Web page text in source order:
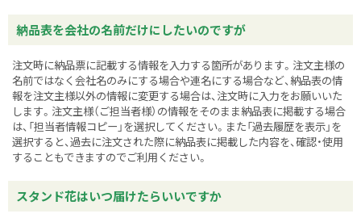
納品表を会社の名前だけにしたいのですが
注文時に納品票に記載する情報を入力する箇所があります。注文主様の
名前ではなく会社名のみにする場合や連名にする場合など、納品表の情
報を注文主様以外の情報に変更する場合は、注文時に入力をお願いいた
します。注文主様（ご担当者様）の情報をそのまま納品表に掲載する場合
は、「担当者情報コピー」を選択してください。また「過去履歴を表示」を
選択すると、過去に注文された際に納品表に掲載した内容を、確認・使用
することもできますのでご利用ください。
スタンド花はいつ届けたらいいですか